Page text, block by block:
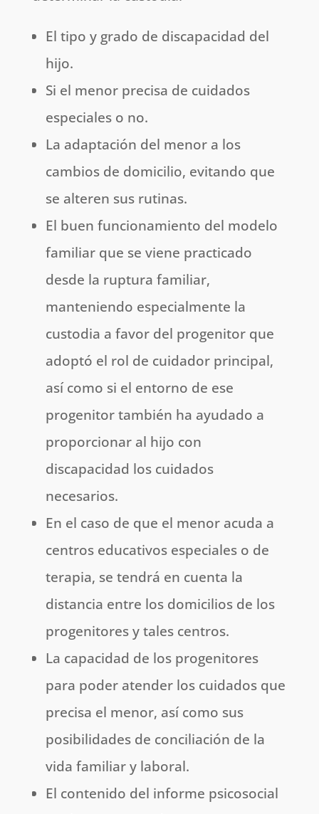
El tipo y grado de discapacidad del
hijo.
Si el menor precisa de cuidados
especiales o no.
La adaptación del menor a los
cambios de domicilio, evitando que
se alteren sus rutinas.
El buen funcionamiento del modelo
familiar que se viene practicado
desde la ruptura familiar,
manteniendo especialmente la
custodia a favor del progenitor que
adoptó el rol de cuidador principal,
así como si el entorno de ese
progenitor también ha ayudado a
proporcionar al hijo con
discapacidad los cuidados
necesarios.
En el caso de que el menor acuda a
centros educativos especiales o de
terapia, se tendrá en cuenta la
distancia entre los domicilios de los
progenitores y tales centros.
La capacidad de los progenitores
para poder atender los cuidados que
precisa el menor, así como sus
posibilidades de conciliación de la
vida familiar y laboral.
El contenido del informe psicosocial